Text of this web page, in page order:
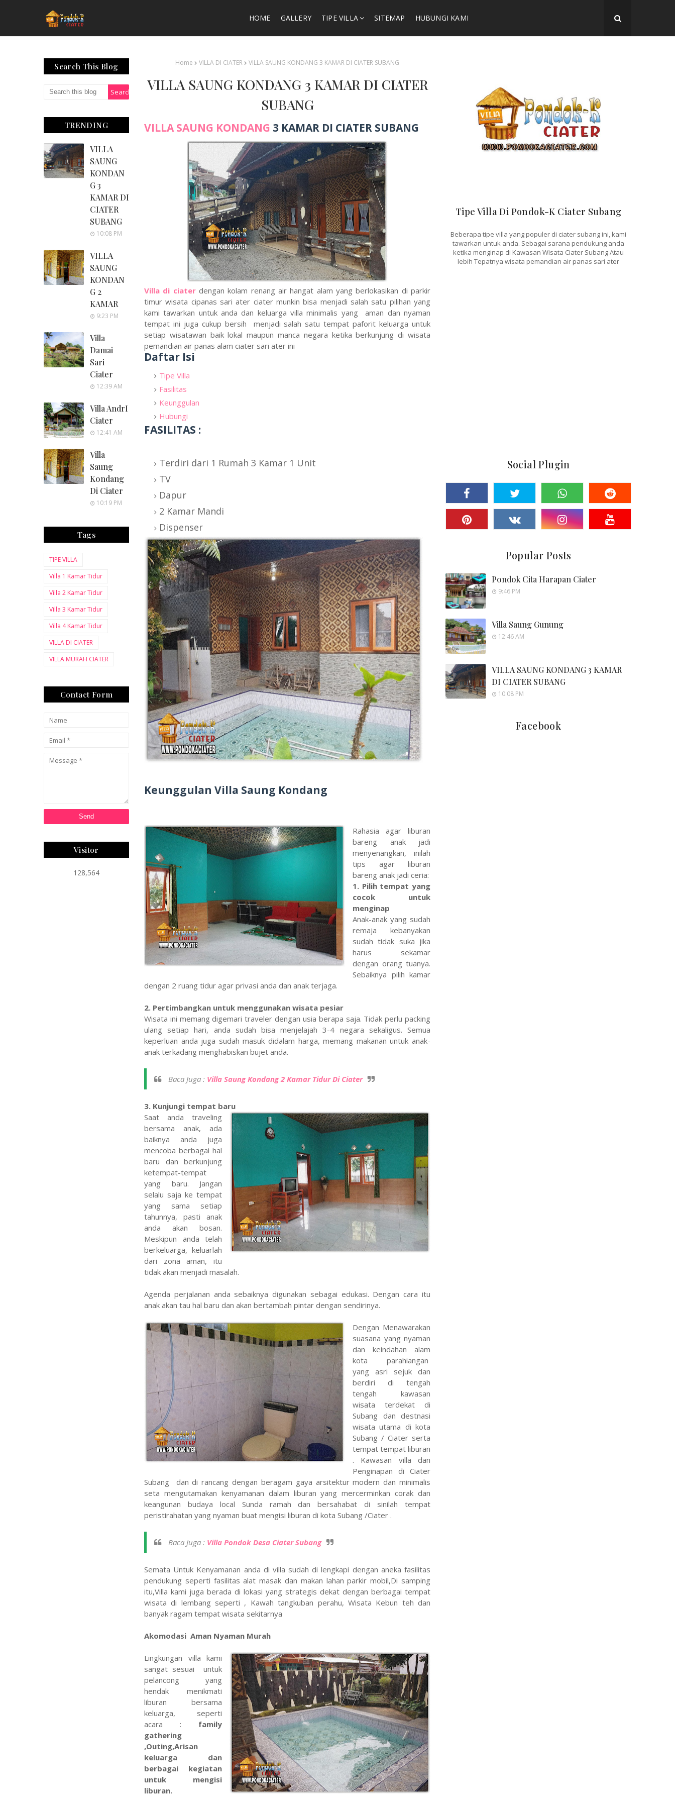
HOME GALLERY TIPE VILLA SITEMAP HUBUNGI KAMI
Home VILLA DI CIATER VILLA SAUNG KONDANG 3 KAMAR DI CIATER SUBANG
VILLA SAUNG KONDANG 3 KAMAR DI CIATER
SUBANG
VILLA SAUNG KONDANG 3 KAMAR DI CIATER SUBANG
Villa di ciater dengan kolam renang air hangat alam yang berlokasikan di parkir
timur wisata cipanas sari ater ciater munkin bisa menjadi salah satu pilihan yang
kami tawarkan untuk anda dan keluarga villa minimalis yang aman dan nyaman
tempat ini juga cukup bersih menjadi salah satu tempat paforit keluarga untuk
setiap wisatawan baik lokal maupun manca negara ketika berkunjung di wisata
pemandian air panas alam ciater sari ater ini
Daftar Isi
Tipe Villa
Fasilitas
Keunggulan
Hubungi
FASILITAS :
Terdiri dari 1 Rumah 3 Kamar 1 Unit
TV
Dapur
2 Kamar Mandi
Dispenser
Keunggulan Villa Saung Kondang
Rahasia agar liburan
bareng anak jadi
menyenangkan, inilah
tips agar liburan
bareng anak jadi ceria:
1. Pilih tempat yang
cocok untuk
menginap
Anak-anak yang sudah
remaja kebanyakan
sudah tidak suka jika
harus sekamar
dengan orang tuanya.
Sebaiknya pilih kamar
dengan 2 ruang tidur agar privasi anda dan anak terjaga.
2. Pertimbangkan untuk menggunakan wisata pesiar
Wisata ini memang digemari traveler dengan usia berapa saja. Tidak perlu packing
ulang setiap hari, anda sudah bisa menjelajah 3-4 negara sekaligus. Semua
keperluan anda juga sudah masuk didalam harga, memang makanan untuk anak-
anak terkadang menghabiskan bujet anda.
Baca Juga : Villa Saung Kondang 2 Kamar Tidur Di Ciater
3. Kunjungi tempat baru
Saat anda traveling
bersama anak, ada
baiknya anda juga
mencoba berbagai hal
baru dan berkunjung
ketempat-tempat
yang baru. Jangan
selalu saja ke tempat
yang sama setiap
tahunnya, pasti anak
anda akan bosan.
Meskipun anda telah
berkeluarga, keluarlah
dari zona aman, itu
tidak akan menjadi masalah.
Agenda perjalanan anda sebaiknya digunakan sebagai edukasi. Dengan cara itu
anak akan tau hal baru dan akan bertambah pintar dengan sendirinya.
Dengan Menawarakan
suasana yang nyaman
dan keindahan alam
kota parahiangan
yang asri sejuk dan
berdiri di tengah
tengah kawasan
wisata terdekat di
Subang dan destnasi
wisata utama di kota
Subang / Ciater serta
tempat tempat liburan
. Kawasan villa dan
Penginapan di Ciater
Subang dan di rancang dengan beragam gaya arsitektur modern dan minimalis
seta mengutamakan kenyamanan dalam liburan yang mercerminkan corak dan
keangunan budaya local Sunda ramah dan bersahabat di sinilah tempat
peristirahatan yang nyaman buat mengisi liburan di kota Subang /Ciater .
Baca Juga : Villa Pondok Desa Ciater Subang
Semata Untuk Kenyamanan anda di villa sudah di lengkapi dengan aneka fasilitas
pendukung seperti fasilitas alat masak dan makan lahan parkir mobil,Di samping
itu,Villa kami juga berada di lokasi yang strategis dekat dengan berbagai tempat
wisata di lembang seperti , Kawah tangkuban perahu, Wisata Kebun teh dan
banyak ragam tempat wisata sekitarnya
Akomodasi Aman Nyaman Murah
Lingkungan villa kami
sangat sesuai untuk
pelancong yang
hendak menikmati
liburan bersama
keluarga, seperti
acara : family
gathering
,Outing,Arisan
keluarga dan
berbagai kegiatan
untuk mengisi
liburan.
Search This Blog
TRENDING
VILLA
SAUNG
KONDAN
G 3
KAMAR DI
CIATER
SUBANG
10:08 PM
VILLA
SAUNG
KONDAN
G 2
KAMAR
9:23 PM
Villa
Damai
Sari
Ciater
12:39 AM
Villa AndrI
Ciater
12:41 AM
Villa
Saung
Kondang
Di Ciater
10:19 PM
Tags
TIPE VILLA
Villa 1 Kamar Tidur
Villa 2 Kamar Tidur
Villa 3 Kamar Tidur
Villa 4 Kamar Tidur
VILLA DI CIATER
VILLA MURAH CIATER
Contact Form
Visitor
128,564
Tipe Villa Di Pondok-K Ciater Subang
Beberapa tipe villa yang populer di ciater subang ini, kami
tawarkan untuk anda. Sebagai sarana pendukung anda
ketika menginap di Kawasan Wisata Ciater Subang Atau
lebih Tepatnya wisata pemandian air panas sari ater
Social Plugin
Popular Posts
Pondok Cita Harapan Ciater
9:46 PM
Villa Saung Gunung
12:46 AM
VILLA SAUNG KONDANG 3 KAMAR
DI CIATER SUBANG
10:08 PM
Facebook